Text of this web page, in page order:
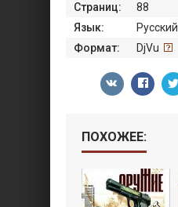
Страниц:
88
Язык:
Русский
Формат:
DjVu
ПОХОЖЕЕ: